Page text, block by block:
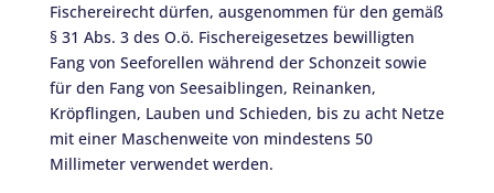
Fischereirecht dürfen, ausgenommen für den gemäß
§ 31 Abs. 3 des O.ö. Fischereigesetzes bewilligten
Fang von Seeforellen während der Schonzeit sowie
für den Fang von Seesaiblingen, Reinanken,
Kröpflingen, Lauben und Schieden, bis zu acht Netze
mit einer Maschenweite von mindestens 50
Millimeter verwendet werden.